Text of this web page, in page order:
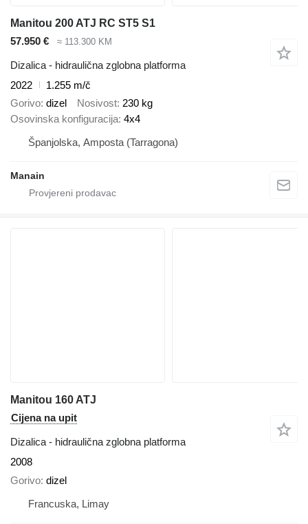
Manitou 200 ATJ RC ST5 S1
57.950 €
≈ 113.300 KM
Dizalica - hidraulična zglobna platforma
2022
1.255 m/č
Gorivo dizel Nosivost 230 kg
Osovinska konfiguracija 4x4
Španjolska, Amposta (Tarragona)
Manain
Manitou 160 ATJ
Cijena na upit
Dizalica - hidraulična zglobna platforma
2008
Gorivo dizel
Francuska, Limay